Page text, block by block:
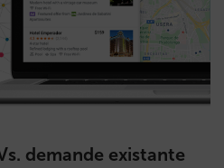
demande existante